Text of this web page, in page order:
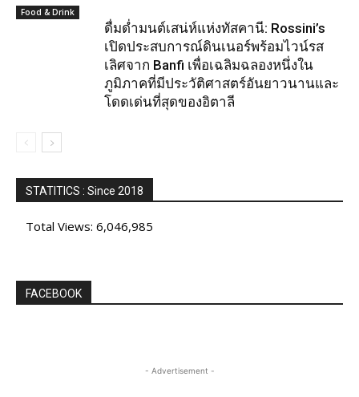
Food & Drink
ดื่มด่ำมนต์เสน่ห์แห่งทัสคานี: Rossini’s
เปิดประสบการณ์ดินเนอร์พร้อมไวน์รส
เลิศจาก Banfi เพื่อเฉลิมฉลองหนึ่งใน
ภูมิภาคที่มีประวัติศาสตร์อันยาวนานและ
โดดเด่นที่สุดของอิตาลี
STATITICS : Since 2018
Total Views: 6,046,985
FACEBOOK
- Advertisement -